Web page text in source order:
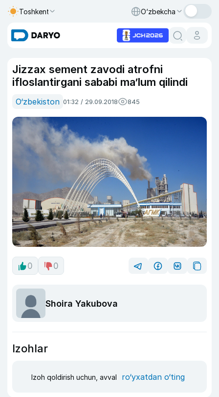
Toshkent O‘zbekcha
Jizzax sement zavodi atrofni
ifloslantirgani sababi ma’lum qilindi
O‘zbekiston 01:32 / 29.09.2018 845
0 0
Shoira Yakubova
Izohlar
Izoh qoldirish uchun, avval ro‘yxatdan o‘ting